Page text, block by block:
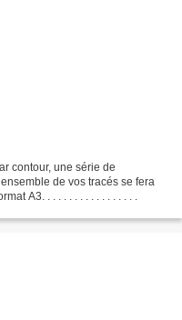
contour, une série de
de vos tracés se fera
A3. . . . . . . . . . . . . . . . . .